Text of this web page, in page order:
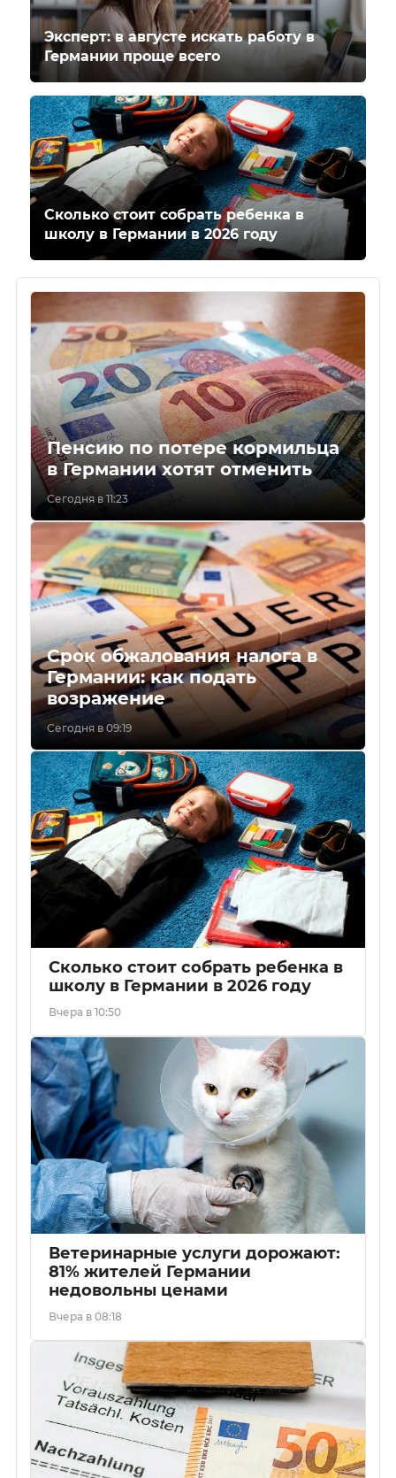
Эксперт: в августе искать работу в
Германии проще всего
Сколько стоит собрать ребенка в
школу в Германии в 2026 году
Пенсию по потере кормильца
в Германии хотят отменить
Сегодня в 11:23
Срок обжалования налога в
Германии: как подать
возражение
Сегодня в 09:19
Сколько стоит собрать ребенка в
школу в Германии в 2026 году
Вчера в 10:50
Ветеринарные услуги дорожают:
81% жителей Германии
недовольны ценами
Вчера в 08:18